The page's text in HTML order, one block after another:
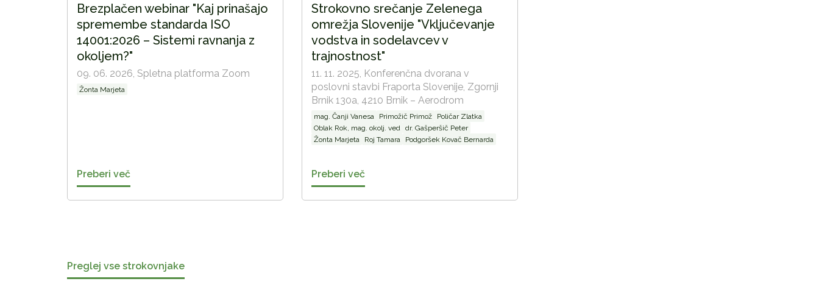
Brezplačen webinar "Kaj prinašajo
spremembe standarda ISO
14001:2026 – Sistemi ravnanja z
okoljem?"
09. 06. 2026, Spletna platforma Zoom
Žonta Marjeta
Preberi več
Strokovno srečanje Zelenega
omrežja Slovenije "Vključevanje
vodstva in sodelavcev v
trajnostnost"
11. 11. 2025, Konferenčna dvorana v
poslovni stavbi Fraporta Slovenije, Zgornji
Brnik 130a, 4210 Brnik – Aerodrom
mag. Čanji Vanesa Primožič Primož
Poličar Zlatka
Oblak Rok, mag. okolj. ved
dr. Gašperšič Peter
Žonta Marjeta
Roj Tamara Podgoršek Kovač Bernarda
Preberi več
Preglej vse strokovnjake